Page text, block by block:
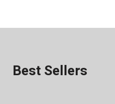
Best Sellers